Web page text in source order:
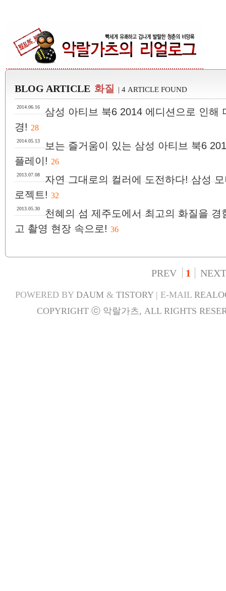
BLOG ARTICLE 화질 | 4 ARTICLE FOUND
2014.06.16
삼성 아티브 북6 2014 에디션으로 인해
경! 28
2014.05.13
보는 즐거움이 있는 삼성 아티브 북6
플레이! 26
2013.07.08
자연 그대로의 컬러에 도전하다! 삼성
로젝트! 32
2013.05.30
천혜의 섬 제주도에서 최고의 화질을
고 촬영 현장 속으로! 36
PREV 1 NEXT
POWERED BY DAUM& TISTORY| E-MAIL
COPYRIGHT ⓒ 악랄가츠, ALL RIGHTS